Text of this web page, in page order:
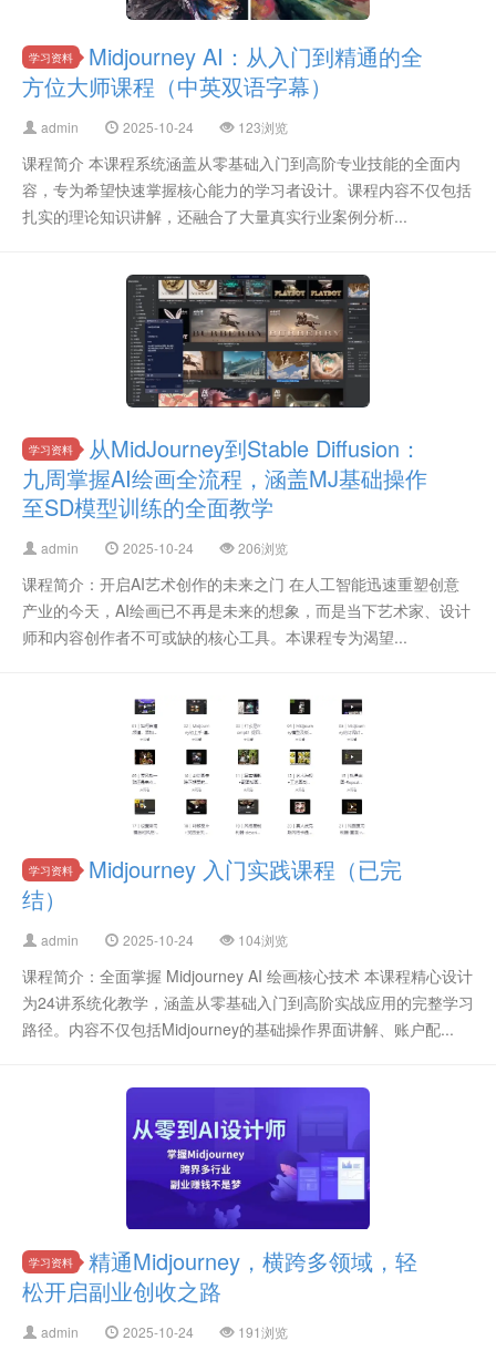
学习资料
Midjourney AI：从入门到精通的全
方位大师课程（中英双语字幕）
admin 2025-10-24 123浏览
课程简介 本课程系统涵盖从零基础入门到高阶专业技能的全面内
容，专为希望快速掌握核心能力的学习者设计。课程内容不仅包括
扎实的理论知识讲解，还融合了大量真实行业案例分析...
学习资料
从MidJourney到Stable Diffusion：
九周掌握AI绘画全流程，涵盖MJ基础操作
至SD模型训练的全面教学
admin 2025-10-24 206浏览
课程简介：开启AI艺术创作的未来之门 在人工智能迅速重塑创意
产业的今天，AI绘画已不再是未来的想象，而是当下艺术家、设计
师和内容创作者不可或缺的核心工具。本课程专为渴望...
学习资料
Midjourney 入门实践课程（已完
结）
admin 2025-10-24 104浏览
课程简介：全面掌握 Midjourney AI 绘画核心技术 本课程精心设计
为24讲系统化教学，涵盖从零基础入门到高阶实战应用的完整学习
路径。内容不仅包括Midjourney的基础操作界面讲解、账户配...
学习资料
精通Midjourney，横跨多领域，轻
松开启副业创收之路
admin 2025-10-24 191浏览